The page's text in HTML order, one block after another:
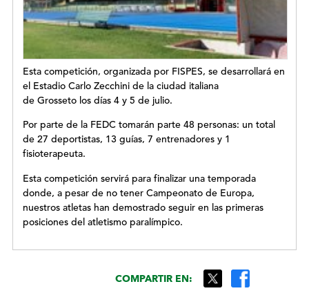
Esta competición, organizada por FISPES, se desarrollará en
el Estadio Carlo Zecchini de la ciudad italiana
de Grosseto los días 4 y 5 de julio.
Por parte de la FEDC tomarán parte 48 personas: un total
de 27 deportistas, 13 guías, 7 entrenadores y 1
fisioterapeuta.
Esta competición servirá para finalizar una temporada
donde, a pesar de no tener Campeonato de Europa,
nuestros atletas han demostrado seguir en las primeras
posiciones del atletismo paralímpico.
COMPARTIR EN: